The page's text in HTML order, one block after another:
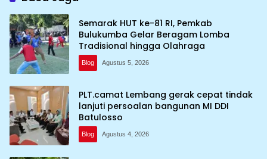
Semarak HUT ke-81 RI, Pemkab
Bulukumba Gelar Beragam Lomba
Tradisional hingga Olahraga
Blog Agustus 5, 2026
PLT.camat Lembang gerak cepat tindak
lanjuti persoalan bangunan MI DDI
Batulosso
Blog Agustus 4, 2026